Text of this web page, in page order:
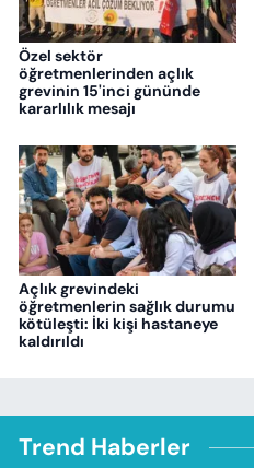
Özel sektör
öğretmenlerinden açlık
grevinin 15'inci gününde
kararlılık mesajı
Açlık grevindeki
öğretmenlerin sağlık durumu
kötüleşti: İki kişi hastaneye
kaldırıldı
Trend Haberler